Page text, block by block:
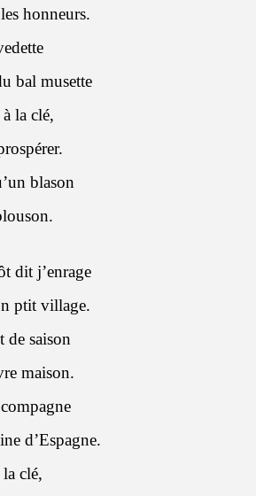
honneurs.
bal musette
la clé,
blason
dit j’enrage
ptit village.
de saison
maison.
d’Espagne.
clé,